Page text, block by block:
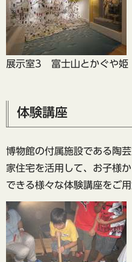
展示室3 富士山とかぐや姫
体験講座
博物館の付属施設である陶
家住宅を活用して、お子様
できる様々な体験講座をご用